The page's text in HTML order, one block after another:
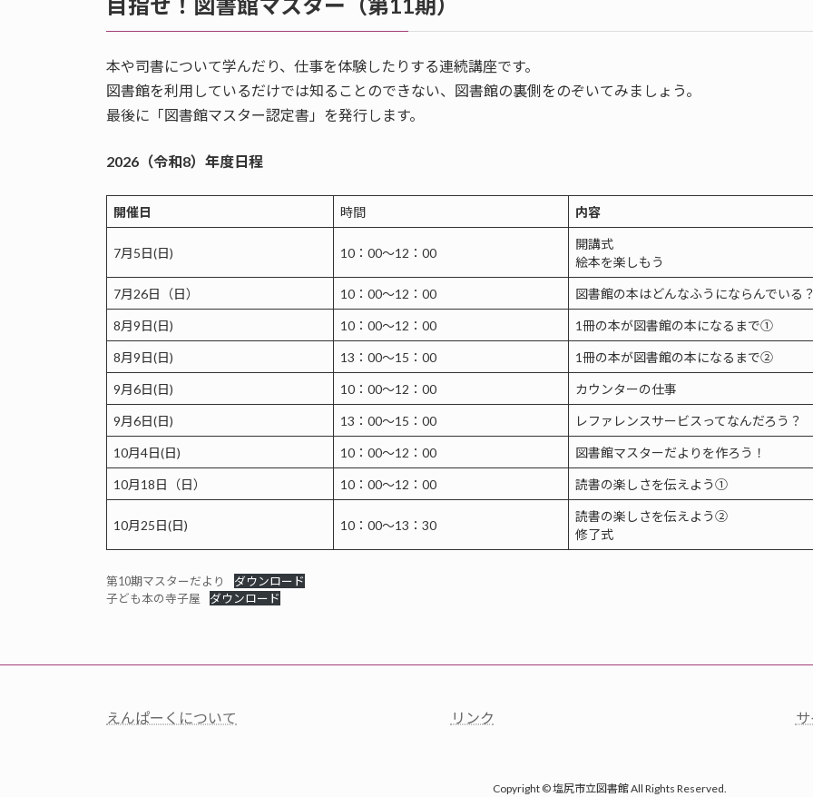
本や司書について学んだり、仕事を体験したりする連続講座です。
図書館を利用しているだけでは知ることのできない、図書館の裏側をのぞいてみましょう。
最後に「図書館マスター認定書」を発行します。
2026（令和8）年度日程
開催日 時間 内容
7月5日(日) 10：00～12：00
開講式
絵本を楽しもう
7月26日（日） 10：00～12：00 図書館の本はどんなふうにならんでいる
8月9日(日) 10：00～12：00 1冊の本が図書館の本になるまで①
8月9日(日) 13：00～15：00 1冊の本が図書館の本になるまで②
9月6日(日) 10：00～12：00 カウンターの仕事
9月6日(日) 13：00～15：00 レファレンスサービスってなんだろう？
10月4日(日) 10：00～12：00 図書館マスターだよりを作ろう！
10月18日（日） 10：00～12：00 読書の楽しさを伝えよう①
10月25日(日) 10：00～13：30
読書の楽しさを伝えよう②
修了式
第10期マスターだより
ダウンロード
子ども本の寺子屋
ダウンロード
えんぱーくについて リンク
Copyright © 塩尻市立図書館 All Rights Reserved.